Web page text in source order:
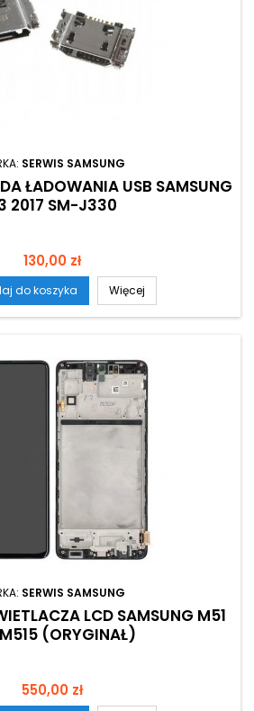
SERWIS SAMSUNG
ŁADOWANIA USB SAMSUNG
2017 SM-J330
Cena
130,00 zł
do koszyka Więcej
SERWIS SAMSUNG
LCD SAMSUNG M51
(ORYGINAŁ)
Cena
550,00 zł